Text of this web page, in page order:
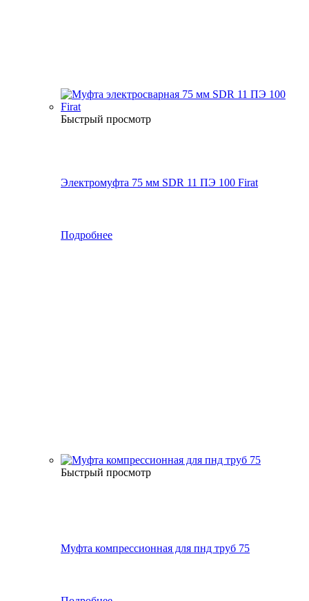
Быстрый просмотр
Электромуфта 75 мм SDR 11 ПЭ 100 Firat
Подробнее
Быстрый просмотр
Муфта компрессионная для пнд труб 75